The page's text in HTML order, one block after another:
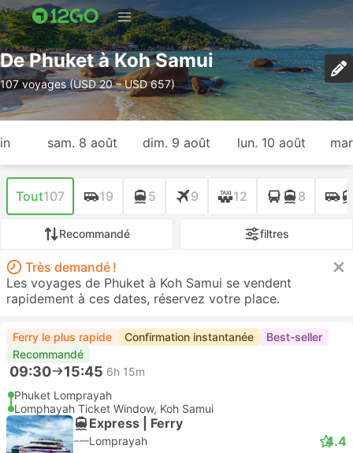
De Phuket à Koh Samui
107 voyages (USD 20 – USD 657)
sam. 8 août dim. 9 août lun. 10 août
Tout107 19 5 9 12 8
Recommandé filtres
Très demandé !
Les voyages de Phuket à Koh Samui se vendent
rapidement à ces dates, réservez votre place.
Ferry le plus rapide Confirmation instantanée
Best-seller
Recommandé
09:30 15:45 6h 15m
Phuket Lomprayah
Lomphayah Ticket Window, Koh Samui
Express | Ferry
Lomprayah 4.4